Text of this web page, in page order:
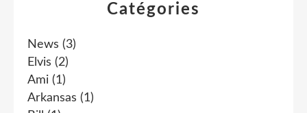
Catégories
News (3)
Elvis (2)
Ami (1)
Arkansas (1)